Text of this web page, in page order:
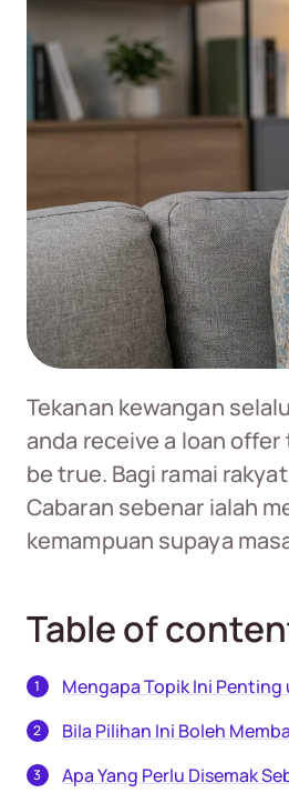
Tekanan kewangan
anda receive a loan
be true. Bagi ramai
Cabaran sebenar ialah
kemampuan supaya
Table of
Mengapa Topik Ini
Bila Pilihan Ini Boleh
Apa Yang Perlu Disemak